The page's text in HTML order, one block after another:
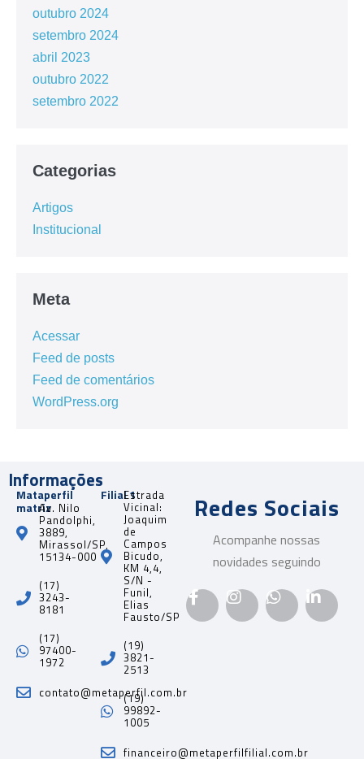
outubro 2024
setembro 2024
abril 2023
outubro 2022
setembro 2022
Categorias
Artigos
Institucional
Meta
Acessar
Feed de posts
Feed de comentários
WordPress.org
Informações
Mataperfil
matrizAv. Nilo
Pandolphi,
3889,
Mirassol/SP,
15134-000
(17)
3243-
8181
(17)
97400-
1972
contato@metaperfil.com.br
Filial 1Estrada
Vicinal:
Joaquim
de
Campos
Bicudo,
KM 4,4,
S/N -
Funil,
Elias
Fausto/SP
(19)
3821-
2513
(19)
99892-
1005
financeiro@metaperfilfilial.com.br
Redes Sociais
Acompanhe nossas
novidades seguindo